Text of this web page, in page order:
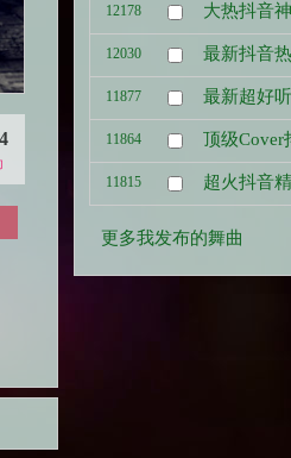
12178 大热抖音
12030 最新抖音
11877 最新超好
11864 顶级Cover
11815 超火抖音
更多我发布的舞曲